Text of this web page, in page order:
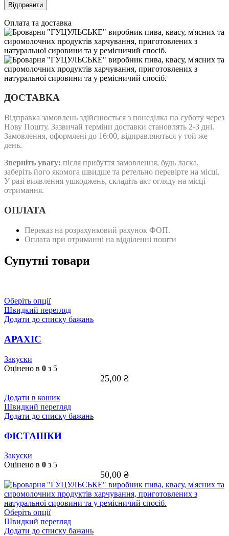
Оплата та доставка
ДОСТАВКА
Відправка замовлень здійснюється з понеділка по суботу через
Нову Пошту. Зазвичай терміни доставки становлять 2-3 дні.
Замовлення, оформлені до 16:00, відправляються у той же
день.
Зверніть увагу: після прибуття замовлення, будь ласка,
заберіть його якомога швидше та ретельно перевірте на місці.
У разі виявлення ушкоджень, складіть акт огляду на місці
отримання.
ОПЛАТА
Переказ на розрахунковий рахунок ФОП.
Оплата при отриманні на відділенні пошти
Супутні товари
Оберіть опціїЦей
товар
має
вибрати
на
Швидкий перегляд
Додати до списку бажань
АРАХІС
Закуски
Оцінено в 0 з 5
25,00 ₴
Додати в кошик
Швидкий перегляд
Додати до списку бажань
ФІСТАШКИ
Закуски
Оцінено в 0 з 5
50,00 ₴
Оберіть опціїЦей
товар
має
Швидкий перегляд
Додати до списку бажань